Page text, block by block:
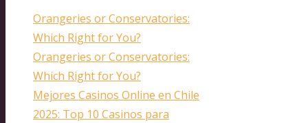
Orangeries or Conservatories:
Which Right for You?
Orangeries or Conservatories:
Which Right for You?
Mejores Casinos Online en Chile
2025: Top 10 Casinos para